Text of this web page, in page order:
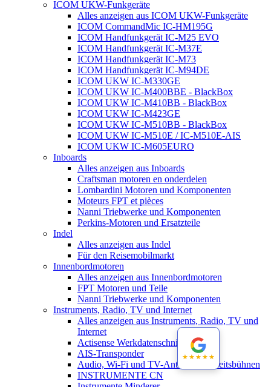
ICOM UKW-Funkgeräte
Alles anzeigen aus ICOM UKW-Funkgeräte
ICOM CommandMic IC-HM195G
ICOM Handfunkgerät IC-M25 EVO
ICOM Handfunkgerät IC-M37E
ICOM Handfunkgerät IC-M73
ICOM Handfunkgerät IC-M94DE
ICOM UKW IC-M330GE
ICOM UKW IC-M400BBE - BlackBox
ICOM UKW IC-M410BB - BlackBox
ICOM UKW IC-M423GE
ICOM UKW IC-M510BB - BlackBox
ICOM UKW IC-M510E / IC-M510E-AIS
ICOM UKW IC-M605EURO
Inboards
Alles anzeigen aus Inboards
Craftsman motoren en onderdelen
Lombardini Motoren und Komponenten
Moteurs FPT et pièces
Nanni Triebwerke und Komponenten
Perkins-Motoren und Ersatzteile
Indel
Alles anzeigen aus Indel
Für den Reisemobilmarkt
Innenbordmotoren
Alles anzeigen aus Innenbordmotoren
FPT Motoren und Teile
Nanni Triebwerke und Komponenten
Instruments, Radio, TV und Internet
Alles anzeigen aus Instruments, Radio, TV und
Internet
Actisense Werkdatenschnitt
AIS-Transponder
Audio, Wi-Fi und TV-Antennen-Arbeitsbühnen
INSTRUMENTE CN
★★★★★
★★★★★